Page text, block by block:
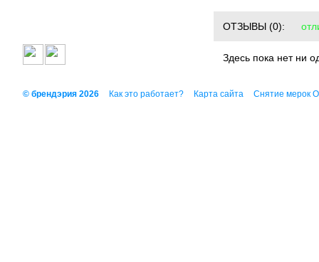
ОТЗЫВЫ (0):
Здесь пока нет ни
© брендэрия 2026 Как это работает? Карта сайта Снятие мерок